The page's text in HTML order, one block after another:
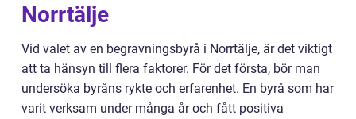
Norrtälje
Vid valet av en begravningsbyrå i Norrtälje, är det viktigt
att ta hänsyn till flera faktorer. För det första, bör man
undersöka byråns rykte och erfarenhet. En byrå som har
varit verksam under många år och fått positiva